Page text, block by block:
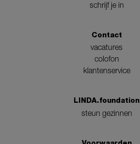
schrijf je in
Contact
vacatures
colofon
klantenservice
LINDA.foundation
steun gezinnen